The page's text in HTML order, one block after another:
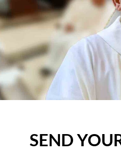
SEND